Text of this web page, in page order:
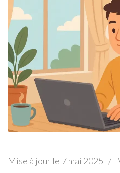
Mise à jour le 7 mai 2025 /